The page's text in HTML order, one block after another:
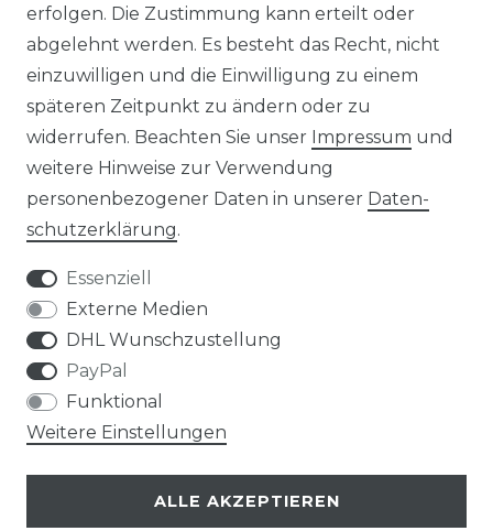
☞ Mehr als 200.000 Produkte am Lager
Impressum Daten­schutz­erklärung
Widerrufs­recht
erfolgen. Die Zustimmung kann erteilt oder
abgelehnt werden. Es besteht das Recht, nicht
einzuwilligen und die Einwilligung zu einem
späteren Zeitpunkt zu ändern oder zu
widerrufen. Beachten Sie unser Impressum und
weitere Hinweise zur Verwendung
personenbezogener Daten in unserer Daten­
schutz­erklärung.
Essenziell
Externe Medien
DHL Wunschzustellung
PayPal
Funktional
Weitere Einstellungen
ALLE AKZEPTIEREN